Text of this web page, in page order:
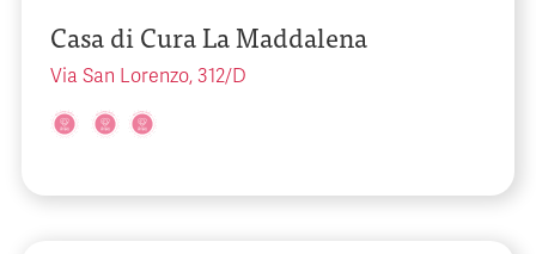
Casa di Cura La Maddalena
Via San Lorenzo, 312/D